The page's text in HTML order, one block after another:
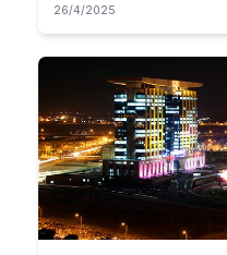
26/4/2025